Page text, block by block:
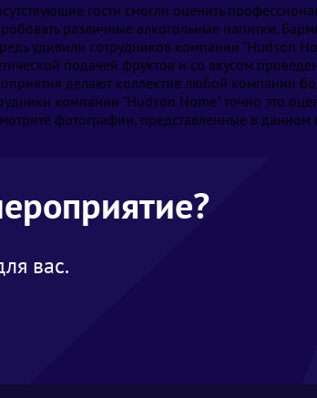
гости смогли оценить
различные алкогольные напитки.
удивили сотрудников компании "Hudson
подачей фруктов и со вкусом
делают коллектив любой компании
компании "Hudson Home" точно это
фотографии, представленные в данном
вас.